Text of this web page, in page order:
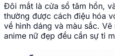
Đôi mắt là cửa sổ tâm hồn,
thường được cách điệu hóa
về hình dáng và màu sắc. Vẽ
anime nữ đẹp đều cần sự tỉ